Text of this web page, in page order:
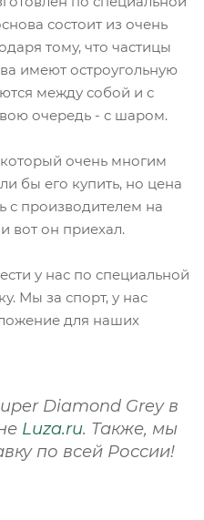
состоит из очень
тому, что частицы
имеют остроугольную
между собой и с
очередь - с шаром.
очень многим
бы его купить, но цена
с производителем на
вот он приехал.
у нас по специальной
Мы за спорт, у нас
для наших
Diamond Grey в
Luza.ru. Также, мы
по всей России!